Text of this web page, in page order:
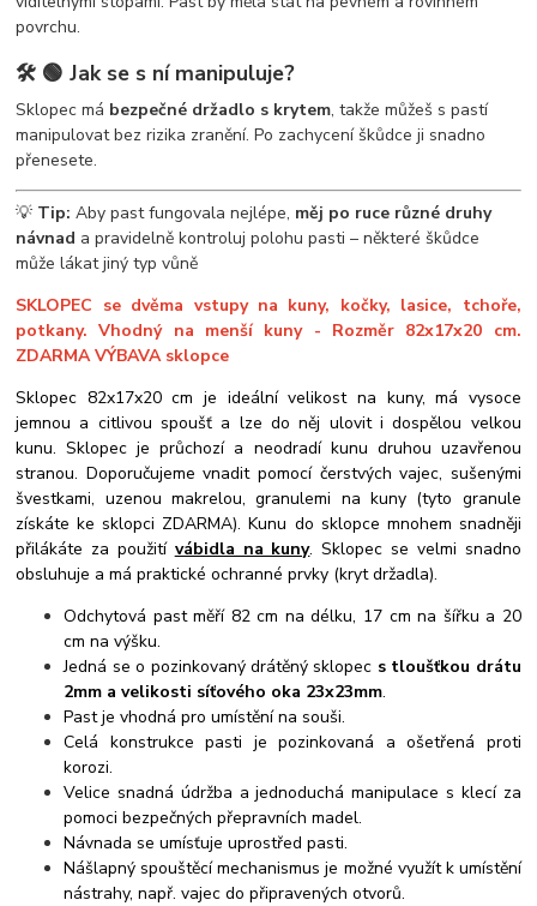
povrchu.
🛠️ 🟢 Jak se s ní manipuluje?
Sklopec má bezpečné držadlo s krytem, takže můžeš s pastí
manipulovat bez rizika zranění. Po zachycení škůdce ji snadno
přenesete.
💡 Tip: Aby past fungovala nejlépe, měj po ruce různé druhy
návnad a pravidelně kontroluj polohu pasti – některé škůdce
může lákat jiný typ vůně
SKLOPEC se dvěma vstupy na kuny, kočky, lasice, tchoře,
potkany. Vhodný na menší kuny - Rozměr 82x17x20 cm.
ZDARMA VÝBAVA sklopce
Sklopec 82x17x20 cm je ideální velikost na kuny, má vysoce
jemnou a citlivou spoušť a lze do něj ulovit i dospělou velkou
kunu. Sklopec je průchozí a neodradí kunu druhou uzavřenou
stranou. Doporučujeme vnadit pomocí čerstvých vajec, sušenými
švestkami, uzenou makrelou, granulemi na kuny (tyto granule
získáte ke sklopci ZDARMA). Kunu do sklopce mnohem snadněji
přilákáte za použití vábidla na kuny. Sklopec se velmi snadno
obsluhuje a má praktické ochranné prvky (kryt držadla).
Odchytová past měří 82 cm na délku, 17 cm na šířku a 20
cm na výšku.
Jedná se o pozinkovaný drátěný sklopec s tloušťkou drátu
2mm a velikosti síťového oka 23x23mm.
Past je vhodná pro umístění na souši.
Celá konstrukce pasti je pozinkovaná a ošetřená proti
korozi.
Velice snadná údržba a jednoduchá manipulace s klecí za
pomoci bezpečných přepravních madel.
Návnada se umísťuje uprostřed pasti.
Nášlapný spouštěcí mechanismus je možné využít k umístění
nástrahy, např. vajec do připravených otvorů.